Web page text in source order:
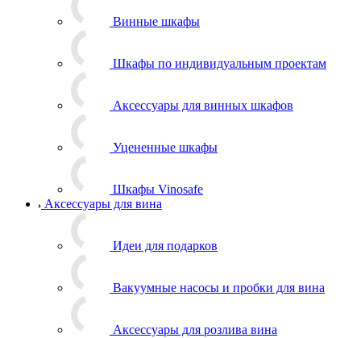
Винные шкафы
Шкафы по индивидуальным проектам
Аксессуары для винных шкафов
Уцененные шкафы
Шкафы Vinosafe
Аксессуары для вина
Идеи для подарков
Вакуумные насосы и пробки для вина
Аксессуары для розлива вина